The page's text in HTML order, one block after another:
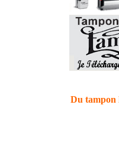
Du tampon